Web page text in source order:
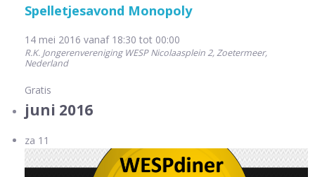
Spelletjesavond Monopoly
14 mei 2016 vanaf 18:30 tot 00:00
R.K. Jongerenvereniging WESPNicolaasplein 2, Zoetermeer,
Nederland
Gratis
juni 2016
za 11